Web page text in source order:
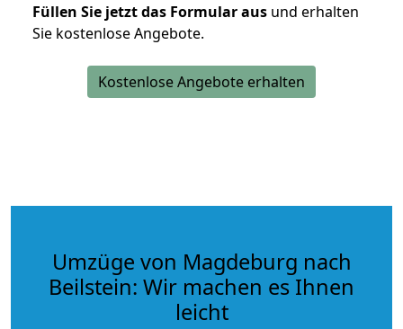
Füllen Sie jetzt das Formular aus und erhalten
Sie kostenlose Angebote.
Kostenlose Angebote erhalten
Umzüge von Magdeburg nach
Beilstein: Wir machen es Ihnen
leicht